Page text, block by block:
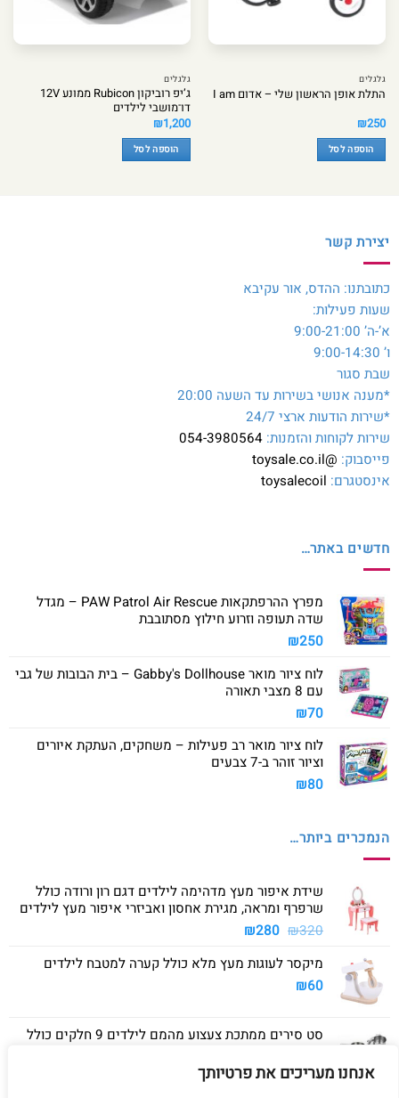
אנחנו מעריכים את פרטיותך
גלגלים
התלת אופן הראשון שלי – אדום I am
₪250
הוספה לסל
גלגלים
ג’יפ רוביקון Rubicon ממונע 12V
דו־מושבי לילדים
₪1,200
הוספה לסל
יצירת קשר
כתובתנו: ההדס, אור עקיבא
שעות פעילות:
א’-ה’ 9:00-21:00
ו’ 9:00-14:30
שבת סגור
*מענה אנושי בשירות עד השעה 20:00
*שירות הודעות ארצי 24/7
שירות לקוחות והזמנות: 054-3980564
פייסבוק: @toysale.co.il
אינסטגרם: toysalecoil
חדשים באתר…
מפרץ ההרפתקאות PAW Patrol Air Rescue – מגדל
שדה תעופה וזרוע חילוץ מסתובבת
₪250
לוח ציור מואר Gabby's Dollhouse – בית הבובות של גבי
עם 8 מצבי תאורה
₪70
לוח ציור מואר רב פעילות – משחקים, העתקת איורים
וציור זוהר ב-7 צבעים
₪80
הנמכרים ביותר…
שידת איפור מעץ מדהימה לילדים דגם רון ורודה כולל
שרפרף ומראה, מגירת אחסון ואביזרי איפור מעץ לילדים
₪320
המחיר
היה:
₪280 המחיר
הוא:
מיקסר לעוגות מעץ מלא כולל קערה למטבח לילדים
₪60
סט סירים ממתכת צעצוע מהמם לילדים 9 חלקים כולל
₪40